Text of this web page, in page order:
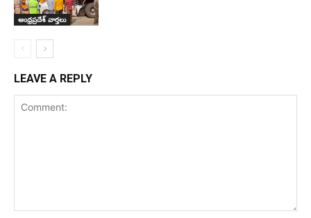
ఆంధ్రప్రదేశ్ వార్తలు
LEAVE A REPLY